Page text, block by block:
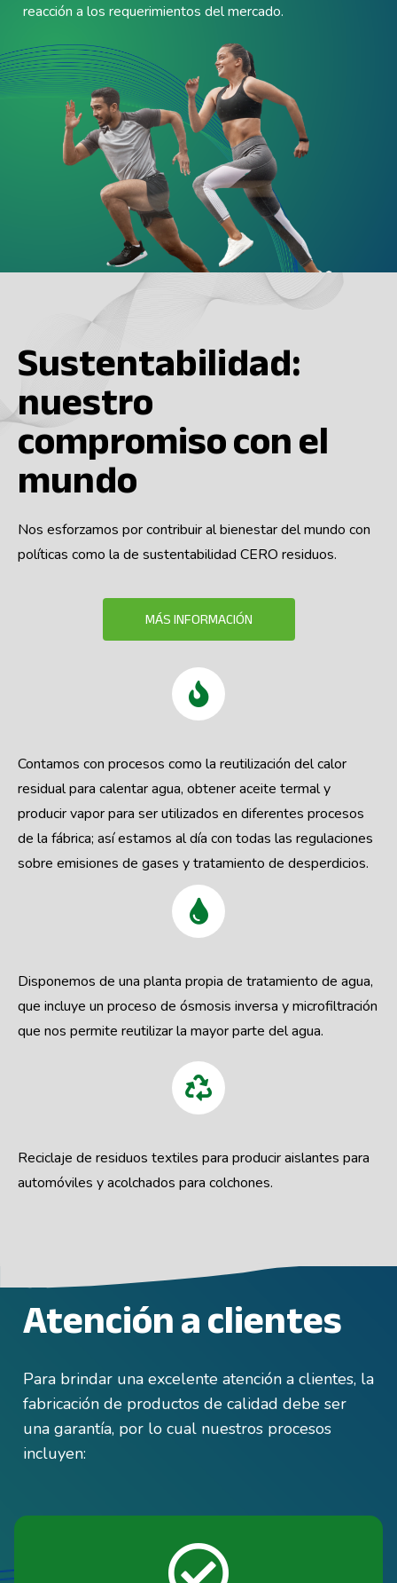
reacción a los requerimientos del mercado.
Sustentabilidad:
nuestro
compromiso con el
mundo
Nos esforzamos por contribuir al bienestar del mundo con
políticas como la de sustentabilidad CERO residuos.
MÁS INFORMACIÓN
Contamos con procesos como la reutilización del calor
residual para calentar agua, obtener aceite termal y
producir vapor para ser utilizados en diferentes procesos
de la fábrica; así estamos al día con todas las regulaciones
sobre emisiones de gases y tratamiento de desperdicios.
Disponemos de una planta propia de tratamiento de agua,
que incluye un proceso de ósmosis inversa y microfiltración
que nos permite reutilizar la mayor parte del agua.
Reciclaje de residuos textiles para producir aislantes para
automóviles y acolchados para colchones.
Atención a clientes
Para brindar una excelente atención a clientes, la
fabricación de productos de calidad debe ser
una garantía, por lo cual nuestros procesos
incluyen: